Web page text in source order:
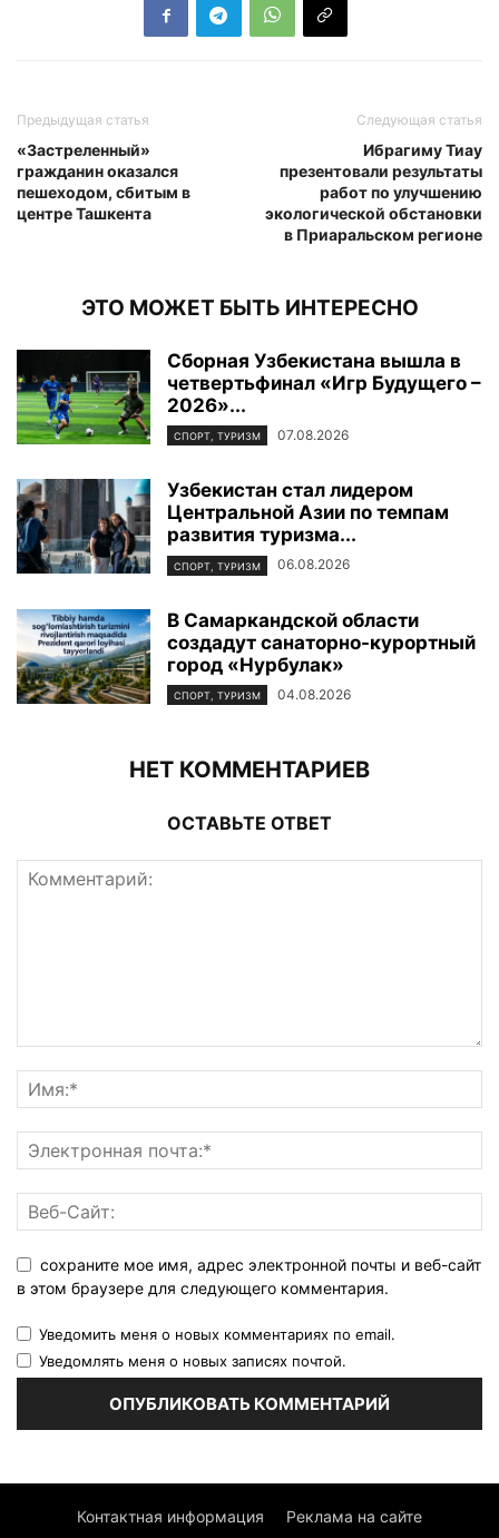
Предыдущая статья
«Застреленный»
гражданин оказался
пешеходом, сбитым в
центре Ташкента
Следующая статья
Ибрагиму Тиау
презентовали результаты
работ по улучшению
экологической обстановки
в Приаральском регионе
ЭТО МОЖЕТ БЫТЬ ИНТЕРЕСНО
Сборная Узбекистана вышла в
четвертьфинал «Игр Будущего –
2026»...
СПОРТ, ТУРИЗМ 07.08.2026
Узбекистан стал лидером
Центральной Азии по темпам
развития туризма...
СПОРТ, ТУРИЗМ 06.08.2026
В Самаркандской области
создадут санаторно-курортный
город «Нурбулак»
СПОРТ, ТУРИЗМ 04.08.2026
НЕТ КОММЕНТАРИЕВ
ОСТАВЬТЕ ОТВЕТ
сохраните мое имя, адрес электронной почты и веб-сайт
в этом браузере для следующего комментария.
Уведомить меня о новых комментариях по email.
Уведомлять меня о новых записях почтой.
Контактная информация Реклама на сайте